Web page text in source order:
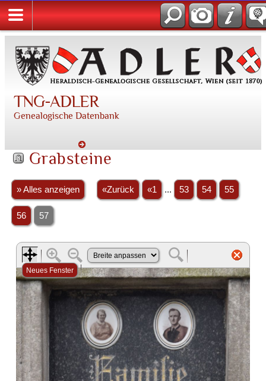
TNG-ADLER
Genealogische Datenbank
Grabsteine
» Alles anzeigen «Zurück «1 ... 53 54 55
56 57